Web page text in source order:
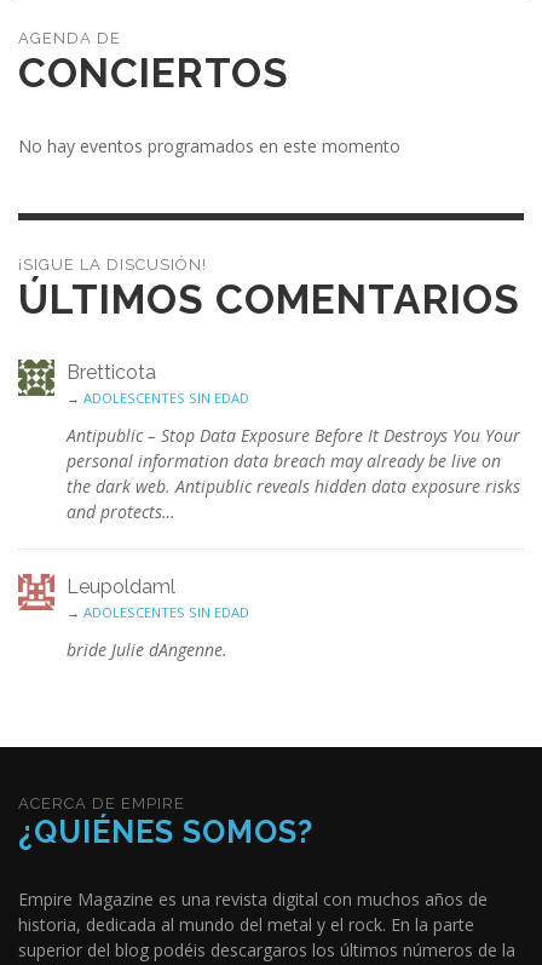
CONCIERTOS
No hay eventos programados en este momento
¡SIGUE LA DISCUSIÓN!
ÚLTIMOS COMENTARIOS
Bretticota
→ ADOLESCENTES SIN EDAD
Antipublic – Stop Data Exposure Before It Destroys You Your
personal information data breach may already be live on
the dark web. Antipublic reveals hidden data exposure risks
and protects…
Leupoldaml
→ ADOLESCENTES SIN EDAD
bride Julie dAngenne.
ACERCA DE EMPIRE
¿QUIÉNES SOMOS?
Empire Magazine es una revista digital con muchos años de
historia, dedicada al mundo del metal y el rock. En la parte
superior del blog podéis descargaros los últimos números de la